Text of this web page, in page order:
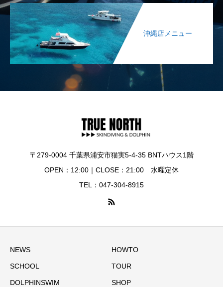
沖縄店メニュー
〒279-0004 千葉県浦安市猫実5-4-35 BNTハウス1階
OPEN：12:00｜CLOSE：21:00 水曜定休
TEL：047-304-8915
NEWS HOWTO
SCHOOL TOUR
DOLPHINSWIM SHOP